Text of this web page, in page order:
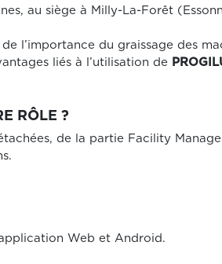
au siège à Milly-La-Forêt
l’importance du graissage des
liés à l’utilisation de
RÔLE ?
de la partie Facility
Web et Android.